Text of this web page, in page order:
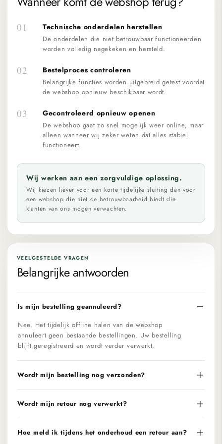
01 Technische onderdelen herstellen
De onderdelen die niet betrouwbaar functioneerden
worden volledig nagekeken en hersteld.
02 Bestelproces controleren
Belangrijke functies worden uitgebreid getest voordat
de webshop opnieuw beschikbaar wordt.
03 Gecontroleerd opnieuw openen
De webshop gaat zo snel mogelijk weer online, maar
alleen wanneer wij zeker weten dat alles stabiel
functioneert.
Wij werken aan een zorgvuldige oplossing.
Wij kiezen liever voor een korte tijdelijke sluiting dan voor
een webshop die niet de betrouwbaarheid biedt die
klanten van ons mogen verwachten.
VEELGESTELDE VRAGEN
Belangrijke antwoorden
Is mijn bestelling geannuleerd?
Nee. Het tijdelijk offline halen van de webshop
annuleert geen bestaande bestellingen. Uw bestelling
blijft geregistreerd en wordt verder verwerkt.
Wordt mijn bestelling nog verzonden?
Wordt mijn retour nog verwerkt?
Hoe meld ik tijdens het onderhoud een retour aan?